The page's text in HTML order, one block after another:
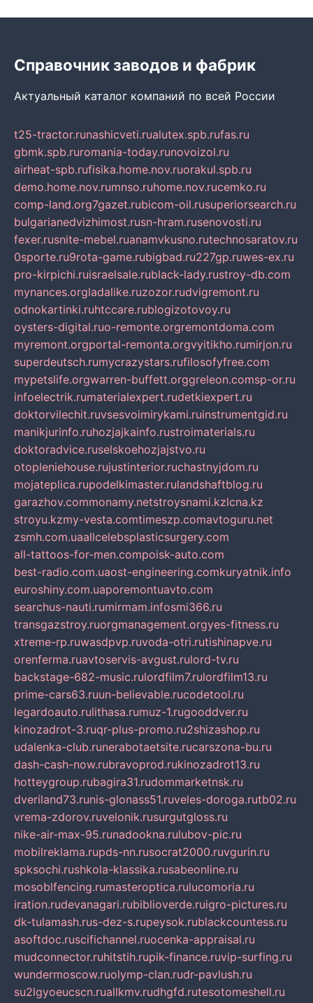
Справочник заводов и фабрик
Актуальный каталог компаний по всей России
t25-tractor.runashicveti.rualutex.spb.rufas.ru
gbmk.spb.ruromania-today.runovoizol.ru
airheat-spb.rufisika.home.nov.ruorakul.spb.ru
demo.home.nov.rumnso.ruhome.nov.rucemko.ru
comp-land.org7gazet.rubicom-oil.rusuperiorsearch.ru
bulgarianedvizhimost.rusn-hram.rusenovosti.ru
fexer.rusnite-mebel.ruanamvkusno.rutechnosaratov.ru
0sporte.ru9rota-game.rubigbad.ru227gp.ruwes-ex.ru
pro-kirpichi.ruisraelsale.rublack-lady.rustroy-db.com
mynances.orgladalike.ruzozor.rudvigremont.ru
odnokartinki.ruhtccare.rublogizotovoy.ru
oysters-digital.ruo-remonte.orgremontdoma.com
myremont.orgportal-remonta.orgvyitikho.rumirjon.ru
superdeutsch.rumycrazystars.rufilosofyfree.com
mypetslife.orgwarren-buffett.orggreleon.comsp-or.ru
infoelectrik.rumaterialexpert.rudetkiexpert.ru
doktorvilechit.ruvsesvoimirykami.ruinstrumentgid.ru
manikjurinfo.ruhozjajkainfo.rustroimaterials.ru
doktoradvice.ruselskoehozjajstvo.ru
otopleniehouse.rujustinterior.ruchastnyjdom.ru
mojateplica.rupodelkimaster.rulandshaftblog.ru
garazhov.commonamy.netstroysnami.kzlcna.kz
stroyu.kzmy-vesta.comtimeszp.comavtoguru.net
zsmh.com.uaallcelebsplasticsurgery.com
all-tattoos-for-men.compoisk-auto.com
best-radio.com.uaost-engineering.comkuryatnik.info
euroshiny.com.uaporemontuavto.com
searchus-nauti.rumirmam.infosmi366.ru
transgazstroy.ruorgmanagement.orgyes-fitness.ru
xtreme-rp.ruwasdpvp.ruvoda-otri.rutishinapve.ru
orenferma.ruavtoservis-avgust.rulord-tv.ru
backstage-682-music.rulordfilm7.rulordfilm13.ru
prime-cars63.ruun-believable.rucodetool.ru
legardoauto.rulithasa.rumuz-1.rugooddver.ru
kinozadrot-3.ruqr-plus-promo.ru2shizashop.ru
udalenka-club.runerabotaetsite.rucarszona-bu.ru
dash-cash-now.rubravoprod.rukinozadrot13.ru
hotteygroup.rubagira31.rudommarketnsk.ru
dveriland73.runis-glonass51.ruveles-doroga.rutb02.ru
vrema-zdorov.ruvelonik.rusurgutgloss.ru
nike-air-max-95.runadookna.rulubov-pic.ru
mobilreklama.rupds-nn.rusocrat2000.ruvgurin.ru
spksochi.rushkola-klassika.rusabeonline.ru
mosoblfencing.rumasteroptica.rulucomoria.ru
iration.rudevanagari.rubiblioverde.ruigro-pictures.ru
dk-tulamash.rus-dez-s.rupeysok.rublackcountess.ru
asoftdoc.ruscifichannel.ruocenka-appraisal.ru
mudconnector.ruhitstih.rupik-finance.ruvip-surfing.ru
wundermoscow.ruolymp-clan.rudr-pavlush.ru
su2lgyoeucscn.ruallkmv.rudhgfd.rutesotomeshell.ru